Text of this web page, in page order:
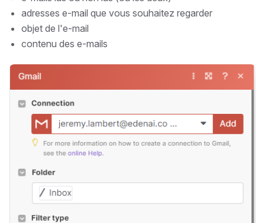
adresses e-mail que vous souhaitez regarder
objet de l'e-mail
contenu des e-mails